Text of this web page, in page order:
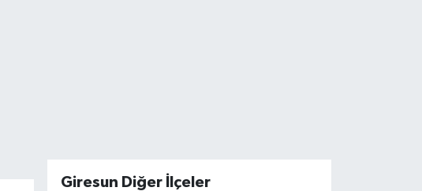
Giresun Diğer İlçeler